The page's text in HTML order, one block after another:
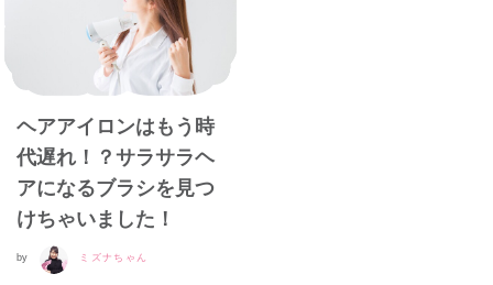
ヘアアイロンはもう時
代遅れ！？サラサラヘ
アになるブラシを見つ
けちゃいました！
by ミズナちゃん